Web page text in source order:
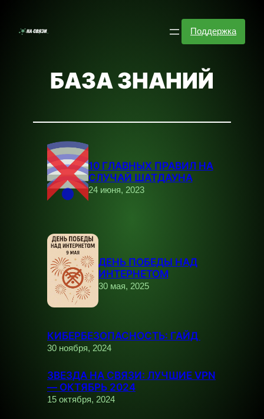
содержимому
Поддержка
БАЗА ЗНАНИЙ
10 ГЛАВНЫХ ПРАВИЛ НА
СЛУЧАЙ ШАТДАУНА
24 июня, 2023
ДЕНЬ ПОБЕДЫ НАД
ИНТЕРНЕТОМ
30 мая, 2025
КИБЕРБЕЗОПАСНОСТЬ: ГАЙД
30 ноября, 2024
ЗВЕЗДА НА СВЯЗИ: ЛУЧШИЕ VPN
— ОКТЯБРЬ 2024
15 октября, 2024